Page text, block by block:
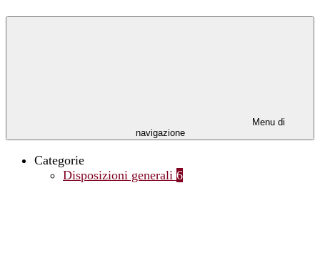
Menu di
navigazione
Categorie
Disposizioni generali 6